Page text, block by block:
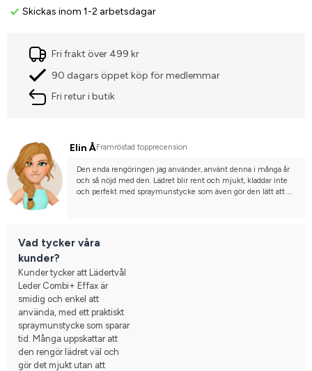
Skickas inom 1-2 arbetsdagar
Fri frakt över 499 kr
90 dagars öppet köp för medlemmar
Fri retur i butik
Elin ÅFramröstad topprecension
Den enda rengöringen jag använder, använt denna i många år
och så nöjd med den. Lädret blir rent och mjukt, kladdar inte
och perfekt med spraymunstycke som även gör den lätt att
Vad tycker våra
kunder?
Kunder tycker att Lädertvål
Leder Combi+ Effax är
smidig och enkel att
använda, med ett praktiskt
spraymunstycke som sparar
tid. Många uppskattar att
den rengör lädret väl och
gör det mjukt utan att